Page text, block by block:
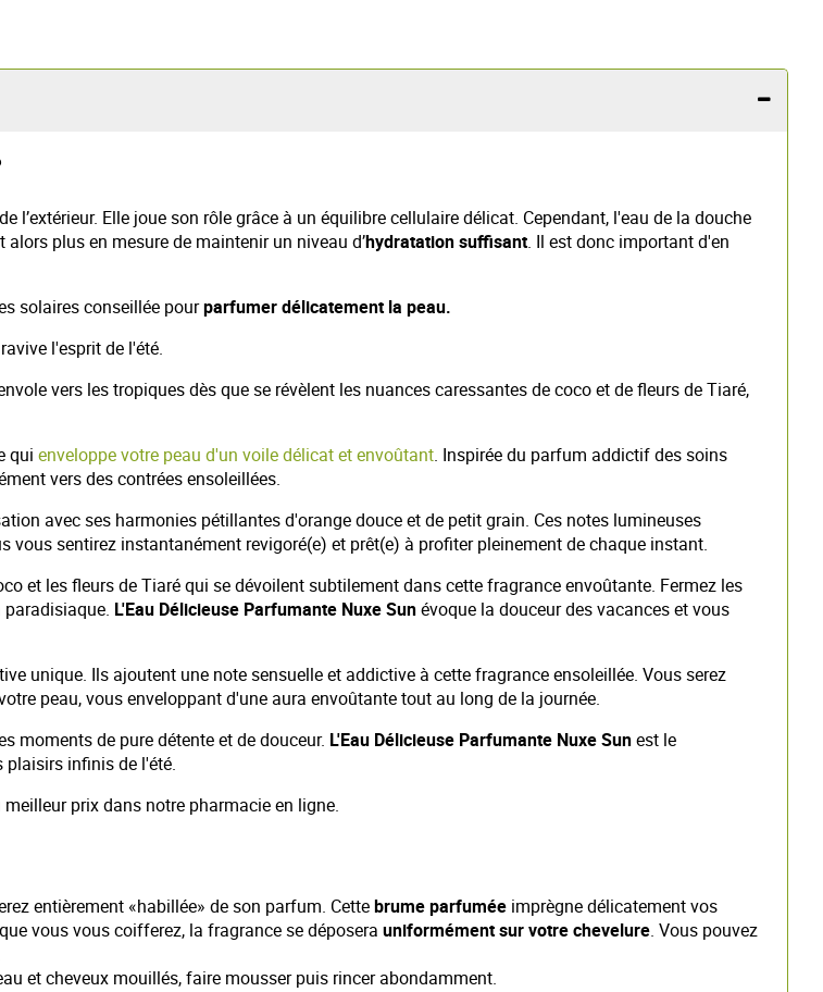
l’extérieur. Elle joue son rôle grâce à un équilibre cellulaire délicat. Cependant, l'eau de la douche
alors plus en mesure de maintenir un niveau d’hydratation suffisant. Il est donc important d'en
solaires conseillée pourparfumer délicatement la peau.
l'esprit de l'été.
vers les tropiques dès que se révèlent les nuances caressantes de coco et de fleurs de Tiaré,
qui enveloppe votre peau d'un voile délicat et envoûtant. Inspirée du parfum addictif des soins
vers des contrées ensoleillées.
avec ses harmonies pétillantes d'orange douce et de petit grain. Ces notes lumineuses
sentirez instantanément revigoré(e) et prêt(e) à profiter pleinement de chaque instant.
et les fleurs de Tiaré qui se dévoilent subtilement dans cette fragrance envoûtante. Fermez les
L'Eau Délicieuse Parfumante Nuxe Sunévoque la douceur des vacances et vous
unique. Ils ajoutent une note sensuelle et addictive à cette fragrance ensoleillée. Vous serez
peau, vous enveloppant d'une aura envoûtante tout au long de la journée.
moments de pure détente et de douceur. L'Eau Délicieuse Parfumante Nuxe Sunest le
plaisirs infinis de l'été.
meilleur prix dans notre pharmacie en ligne.
entièrement «habillée» de son parfum. Cettebrume parfumée imprègne délicatement vos
vous vous coifferez, la fragrance se déposera uniformément sur votre chevelure. Vous pouvez
et cheveux mouillés, faire mousser puis rincer abondamment.